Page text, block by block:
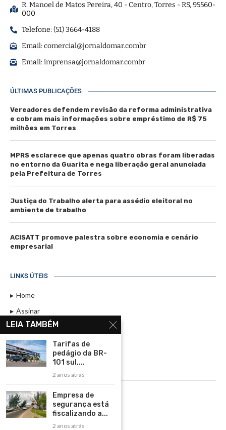
R. Manoel de Matos Pereira, 40 - Centro, Torres - RS, 95560-
000
Telefone: (51) 3664-4188
Email:comercial@jornaldomar.combr
Email:imprensa@jornaldomar.combr
ÚLTIMAS PUBLICAÇÕES
Vereadores defendem revisão da reforma administrativa
e cobram mais informações sobre empréstimo de R$ 75
milhões em Torres
MPRS esclarece que apenas quatro obras foram liberadas
no entorno da Guarita e nega liberação geral anunciada
pela Prefeitura de Torres
Justiça do Trabalho alerta para assédio eleitoral no
ambiente de trabalho
ACISATT promove palestra sobre economia e cenário
empresarial
LINKS ÚTEIS
Home
Assinar
Contato
Política de Privacidade
Rádio Maristela - Ao Vivo
ASSINE
LEIA TAMBÉM
Tarifas de
pedágio da BR-
101 sul,...
2 anos atrás
Empresa de
segurança está
fiscalizando a...
2 anos atrás